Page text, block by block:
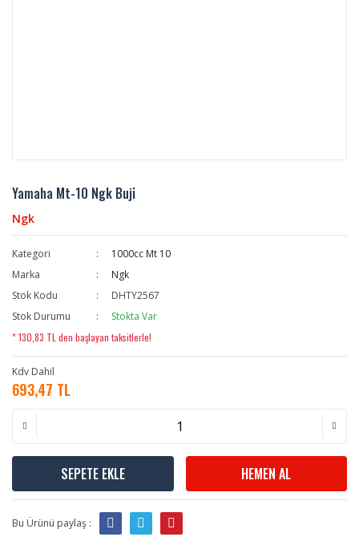
Yamaha Mt-10 Ngk Buji
Ngk
Kategori
1000cc Mt 10
Marka
Ngk
Stok Kodu
DHTY2567
Stok Durumu
Stokta Var
* 130,83 TL den başlayan taksitlerle!
Kdv Dahil
693,47 TL
SEPETE EKLE HEMEN AL
Bu Ürünü paylaş :